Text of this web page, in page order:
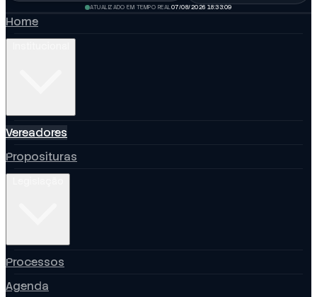
ATUALIZADO EM TEMPO REAL 07/08/2026 18:33:10
Home
Vereadores
Proposituras
Processos
Agenda